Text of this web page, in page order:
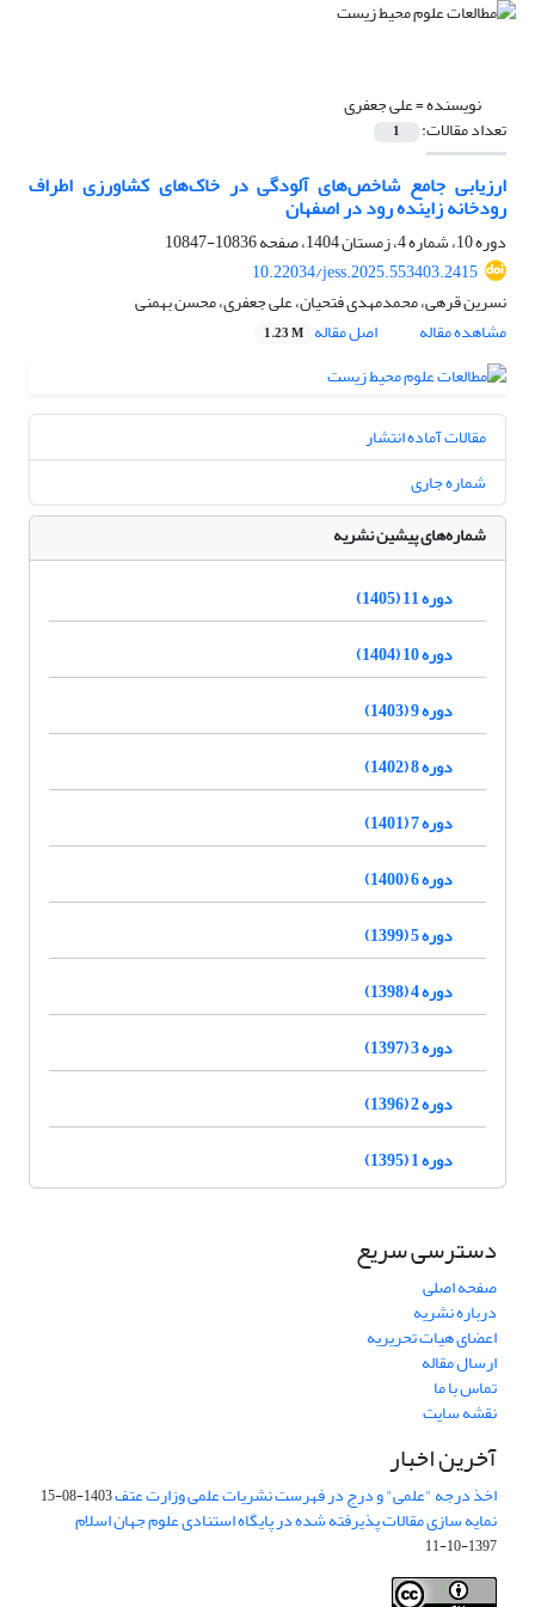
نویسنده =علی جعفری
تعداد مقالات: 1
ارزیابی جامع شاخص‌های آلودگی در خاک‌های کشاورزی اطراف
رودخانه زاینده رود در اصفهان
دوره 10، شماره 4، زمستان 1404، صفحه
10836-10847
10.22034/jess.2025.553403.2415
نسرین قرهی، محمد‌مهدی فتحیان، علی جعفری، محسن بهمنی
مشاهده مقاله
اصل مقاله 1.23 M
مقالات آماده انتشار
شماره جاری
شماره‌های پیشین نشریه
دوره 11 (1405)
دوره 10 (1404)
دوره 9 (1403)
دوره 8 (1402)
دوره 7 (1401)
دوره 6 (1400)
دوره 5 (1399)
دوره 4 (1398)
دوره 3 (1397)
دوره 2 (1396)
دوره 1 (1395)
دسترسی سریع
صفحه اصلی
درباره نشریه
اعضای هیات تحریریه
ارسال مقاله
تماس با ما
نقشه سایت
آخرین اخبار
اخذ درجه "علمی" و درج در فهرست نشریات علمی وزارت عتف1403-08-15
نمایه سازی مقالات پذیرفته شده در پایگاه استنادی علوم جهان اسلام
1397-10-11